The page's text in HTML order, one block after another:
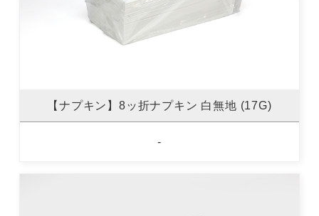
【ナプキン】8ッ折ナプキン 白無地 (17G)
-